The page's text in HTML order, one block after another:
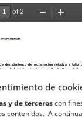
de
y de terceroscon
contenidos. A